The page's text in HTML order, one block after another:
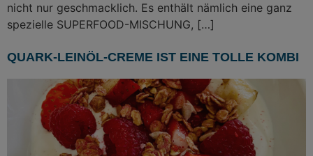
nicht nur geschmacklich. Es enthält nämlich eine ganz
spezielle SUPERFOOD-MISCHUNG, […]
QUARK-LEINÖL-CREME IST EINE TOLLE KOMBI